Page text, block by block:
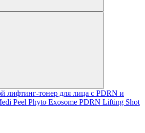
лифтинг-тонер для лица с PDRN и
Peel Phyto Exosome PDRN Lifting Shot